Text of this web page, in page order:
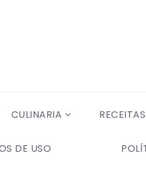
CULINARIA RECEITAS
DE USO